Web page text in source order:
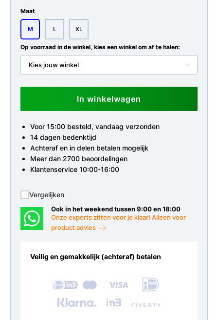
Maat
M L XL
Op voorraad in de winkel, kies een winkel om af te halen:
Kies jouw winkel
In winkelwagen
Voor 15:00 besteld, vandaag verzonden
14 dagen bedenktijd
Achteraf en in delen betalen mogelijk
Meer dan 2700 beoordelingen
Klantenservice 10:00-16:00
Vergelijken
Ook in het weekend tussen 9:00 en 18:00
Onze experts zitten voor je klaar! Alleen voor
product advies
Veilig en gemakkelijk (achteraf) betalen